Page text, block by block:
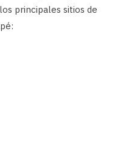
principales sitios de